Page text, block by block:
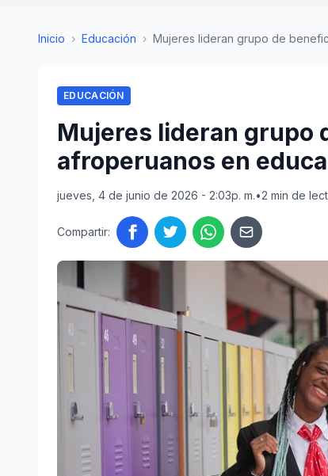
Inicio › Educación › Mujeres lideran grupo de
EDUCACIÓN
Mujeres lideran grupo
afroperuanos en
jueves, 4 de junio de 2026 - 2:03p. m.•2 min de
Compartir: